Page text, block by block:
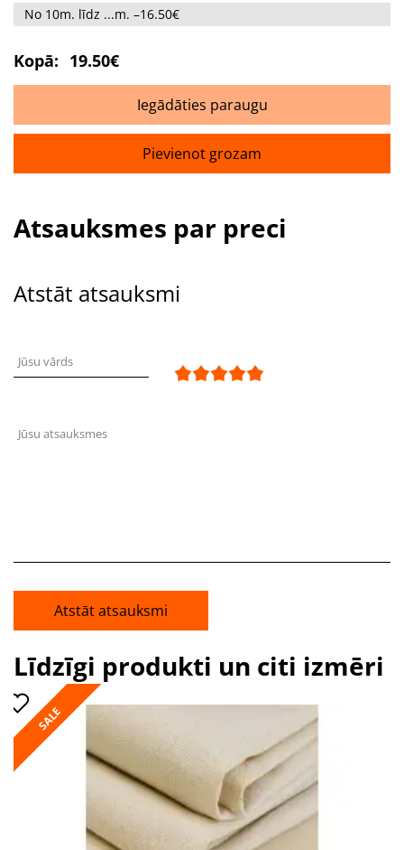
No 10m. līdz ...m. –16.50€
Kopā: 19.50€
Iegādāties paraugu
Pievienot grozam
Atsauksmes par preci
Atstāt atsauksmi
Jūsu vārds
Jūsu atsauksmes
Atstāt atsauksmi
Līdzīgi produkti un citi izmēri
SALE